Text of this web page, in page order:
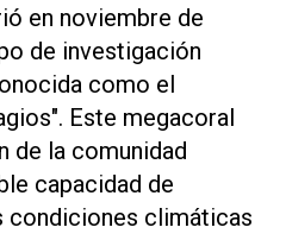
en noviembre de
de investigación
como el
Este megacoral
de la comunidad
capacidad de
condiciones climáticas